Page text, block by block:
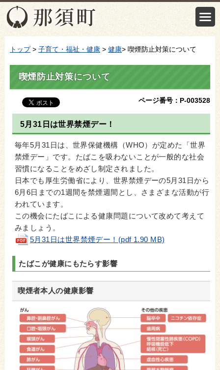
トップ> 子育て・福祉・健康 > 健康> 喫煙防止対策について
喫煙防止対策について
ページ番号：P-003528
5月31日は世界禁煙デー！
毎年5月31日は、世界保健機構（WHO）が定めた「世界
禁煙デー」です。たばこを吸わないことが一般的な社会
習慣になることをめざし制定されました。
日本でも厚生労働省により、世界禁煙デーの5月31日から
6月6日までの1週間を禁煙週間とし、さまざまな活動が行
われています。
この機会にたばこによる健康問題について改めて考えて
みましょう。
5月31日は世界禁煙デー！(pdf 1.90 MB)
たばこが健康にもたらす影響
喫煙者本人の健康影響